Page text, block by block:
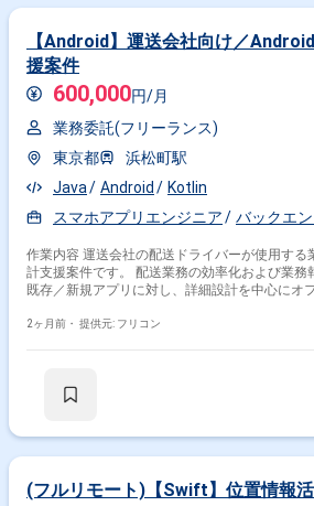
【Android】運送会社向け／
援案件
600,000円/月
業務委託(フリーランス)
東京都
浜松町駅
Java
Android
Kotlin
スマホアプリエンジニア
バックエ
作業内容 運送会社の配送ドライバーが使用する
計支援案件です。 配送業務の効率化および業務
既存／新規アプリに対し、詳細設計を中心にオ
2ヶ月前・ 提供元: フリコン
(フルリモート)【Swift】位置情報